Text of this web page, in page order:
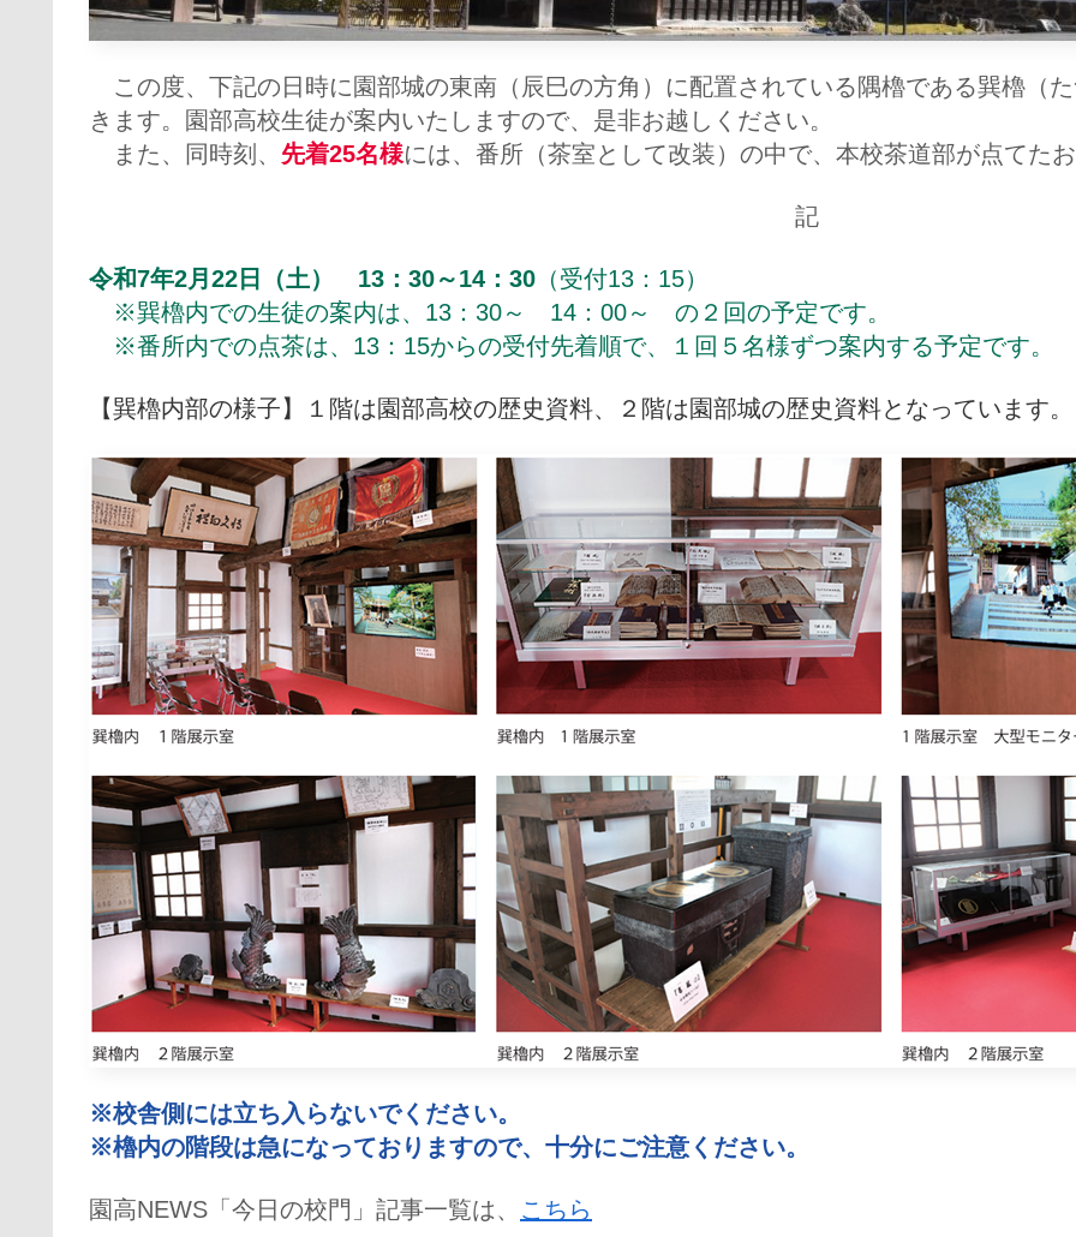
この度、下記の日時に園部城の東南（辰巳の方角）に配置されている隅櫓である巽櫓（
きます。園部高校生徒が案内いたしますので、是非お越しください。
また、同時刻、 先着25名様には、番所（茶室として改装）の中で、本校茶道部が点てた
記
令和7年2月22日（土） 13：30～14：30 （受付13：15）
※巽櫓内での生徒の案内は、13：30～ 14：00～ の２回の予定です。
※番所内での点茶は、13：15からの受付先着順で、１回５名様ずつ案内する予定です。
【巽櫓内部の様子】１階は園部高校の歴史資料、２階は園部城の歴史資料となっていま
※校舎側には立ち入らないでください。
※櫓内の階段は急になっておりますので、十分にご注意ください。
園高NEWS「今日の校門」記事一覧は、 こちら